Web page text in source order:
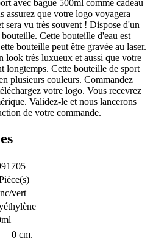
avec bague 500ml comme cadeau
assurez que votre logo voyagera
sera vu très souvent ! Dispose d'un
Cette bouteille d'eau est
bouteille peut être gravée au laser.
look très luxueux et aussi que votre
longtemps. Cette bouteille de sport
plusieurs couleurs. Commandez
votre logo. Vous recevrez
Validez-le et nous lancerons
de votre commande.
vert
0 cm.